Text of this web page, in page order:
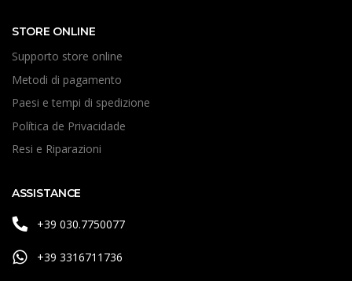
STORE ONLINE
Supporto store online
Metodi di pagamento
Paesi e tempi di spedizione
Política de Privacidade
Resi e Riparazioni
ASSISTANCE
+39 030.7750077
+39 3316711736